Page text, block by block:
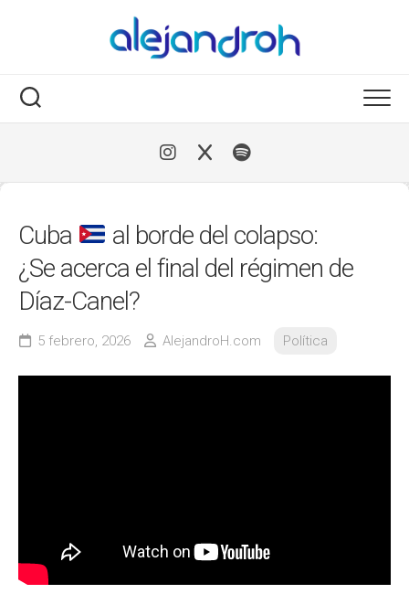
Cuba
al borde del colapso:
¿Se acerca el final del régimen de
Díaz-Canel?
5 febrero, 2026 AlejandroH.com Política